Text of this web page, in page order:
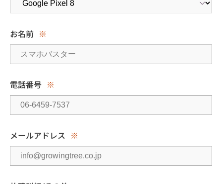
お名前 ※
電話番号 ※
メールアドレス ※